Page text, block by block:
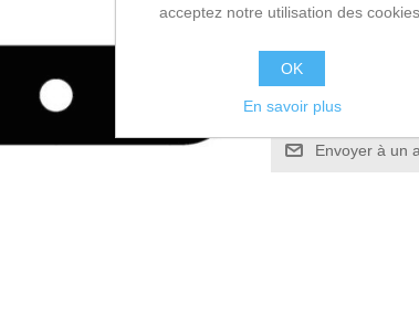
Ajouter à la
Envoyer à un
acceptez notre utilisation des cookies.
OK
En savoir plus